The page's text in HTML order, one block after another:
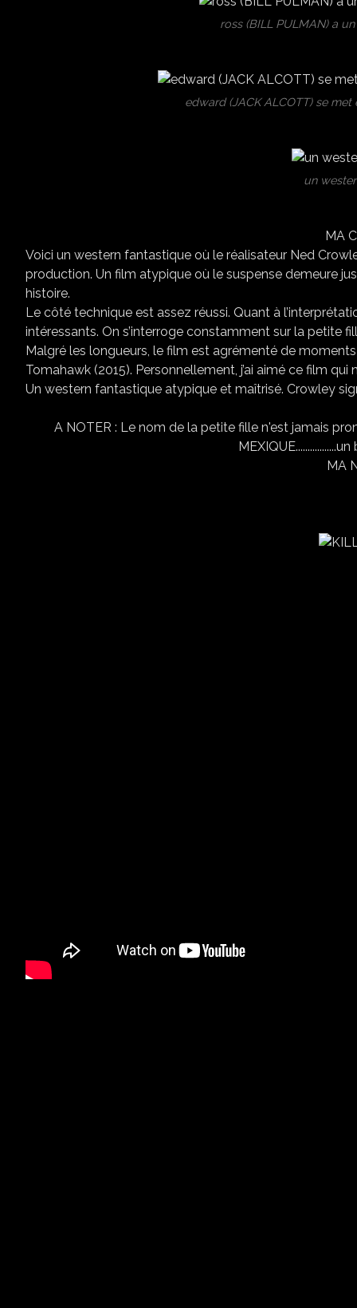
ross (BILL PULMAN) a
edward (JACK ALCOTT) se
un
MA
Voici un western fantastique où le réalisateur Ned
production. Un film atypique où le suspense demeure
histoire.
Le côté technique est assez réussi. Quant à
intéressants. On s’interroge constamment sur la petite
Malgré les longueurs, le film est agrémenté de
Tomahawk (2015). Personnellement, j’ai aimé ce film
Un western fantastique atypique et maîtrisé. Crowley
A NOTER : Le nom de la petite fille n'est jamais
MA